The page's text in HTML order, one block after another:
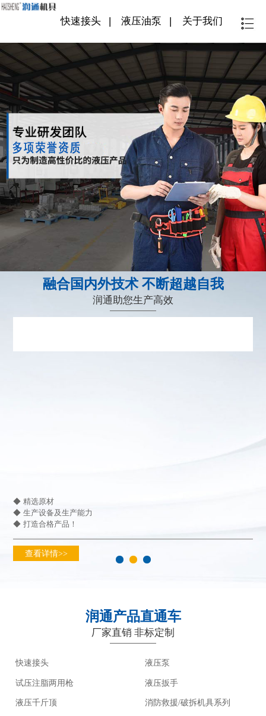
快速接头 | 液压油泵 | 关于我们
融合国内外技术 不断超越自我
润通助您生产高效
◆ 精选原材
◆ 生产设备及生产能力
◆ 打造合格产品！
查看详情>>
润通产品直通车
厂家直销 非标定制
快速接头 液压泵
试压注脂两用枪 液压扳手
液压千斤顶 消防救援/破拆机具系列